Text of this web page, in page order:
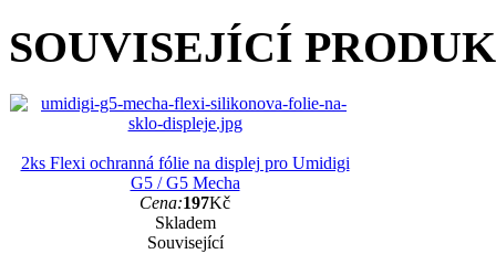
SOUVISEJÍCÍ
2ks Flexi ochranná fólie na displej pro Umidigi
G5 / G5 Mecha
Cena:197Kč
Skladem
Související